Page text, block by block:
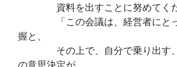
資料を出すことに努めてくだ
「この会議は、経営者にとっ
握と、
その上で、自分で乗り出す、